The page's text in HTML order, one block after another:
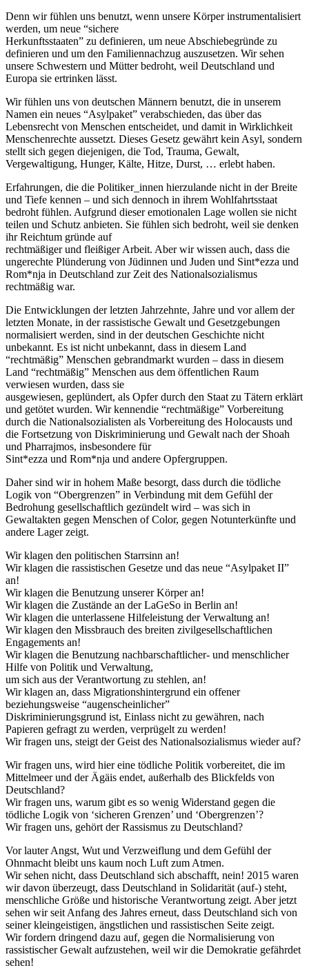
Denn wir fühlen uns benutzt, wenn unsere Körper instrumentalisiert
werden, um neue “sichere
Herkunftsstaaten” zu definieren, um neue Abschiebegründe zu
definieren und um den Familiennachzug auszusetzen. Wir sehen
unsere Schwestern und Mütter bedroht, weil Deutschland und
Europa sie ertrinken lässt.
Wir fühlen uns von deutschen Männern benutzt, die in unserem
Namen ein neues “Asylpaket” verabschieden, das über das
Lebensrecht von Menschen entscheidet, und damit in Wirklichkeit
Menschenrechte aussetzt. Dieses Gesetz gewährt kein Asyl, sondern
stellt sich gegen diejenigen, die Tod, Trauma, Gewalt,
Vergewaltigung, Hunger, Kälte, Hitze, Durst, … erlebt haben.
Erfahrungen, die die Politiker_innen hierzulande nicht in der Breite
und Tiefe kennen – und sich dennoch in ihrem Wohlfahrtsstaat
bedroht fühlen. Aufgrund dieser emotionalen Lage wollen sie nicht
teilen und Schutz anbieten. Sie fühlen sich bedroht, weil sie denken
ihr Reichtum gründe auf
rechtmäßiger und fleißiger Arbeit. Aber wir wissen auch, dass die
ungerechte Plünderung von Jüdinnen und Juden und Sint*ezza und
Rom*nja in Deutschland zur Zeit des Nationalsozialismus
rechtmäßig war.
Die Entwicklungen der letzten Jahrzehnte, Jahre und vor allem der
letzten Monate, in der rassistische Gewalt und Gesetzgebungen
normalisiert werden, sind in der deutschen Geschichte nicht
unbekannt. Es ist nicht unbekannt, dass in diesem Land
“rechtmäßig” Menschen gebrandmarkt wurden – dass in diesem
Land “rechtmäßig” Menschen aus dem öffentlichen Raum
verwiesen wurden, dass sie
ausgewiesen, geplündert, als Opfer durch den Staat zu Tätern erklärt
und getötet wurden. Wir kennendie “rechtmäßige” Vorbereitung
durch die Nationalsozialisten als Vorbereitung des Holocausts und
die Fortsetzung von Diskriminierung und Gewalt nach der Shoah
und Pharrajmos, insbesondere für
Sint*ezza und Rom*nja und andere Opfergruppen.
Daher sind wir in hohem Maße besorgt, dass durch die tödliche
Logik von “Obergrenzen” in Verbindung mit dem Gefühl der
Bedrohung gesellschaftlich gezündelt wird – was sich in
Gewaltakten gegen Menschen of Color, gegen Notunterkünfte und
andere Lager zeigt.
Wir klagen den politischen Starrsinn an!
Wir klagen die rassistischen Gesetze und das neue “Asylpaket II”
an!
Wir klagen die Benutzung unserer Körper an!
Wir klagen die Zustände an der LaGeSo in Berlin an!
Wir klagen die unterlassene Hilfeleistung der Verwaltung an!
Wir klagen den Missbrauch des breiten zivilgesellschaftlichen
Engagements an!
Wir klagen die Benutzung nachbarschaftlicher- und menschlicher
Hilfe von Politik und Verwaltung,
um sich aus der Verantwortung zu stehlen, an!
Wir klagen an, dass Migrationshintergrund ein offener
beziehungsweise “augenscheinlicher”
Diskriminierungsgrund ist, Einlass nicht zu gewähren, nach
Papieren gefragt zu werden, verprügelt zu werden!
Wir fragen uns, steigt der Geist des Nationalsozialismus wieder auf?
Wir fragen uns, wird hier eine tödliche Politik vorbereitet, die im
Mittelmeer und der Ägäis endet, außerhalb des Blickfelds von
Deutschland?
Wir fragen uns, warum gibt es so wenig Widerstand gegen die
tödliche Logik von ‘sicheren Grenzen’ und ‘Obergrenzen’?
Wir fragen uns, gehört der Rassismus zu Deutschland?
Vor lauter Angst, Wut und Verzweiflung und dem Gefühl der
Ohnmacht bleibt uns kaum noch Luft zum Atmen.
Wir sehen nicht, dass Deutschland sich abschafft, nein! 2015 waren
wir davon überzeugt, dass Deutschland in Solidarität (auf-) steht,
menschliche Größe und historische Verantwortung zeigt. Aber jetzt
sehen wir seit Anfang des Jahres erneut, dass Deutschland sich von
seiner kleingeistigen, ängstlichen und rassistischen Seite zeigt.
Wir fordern dringend dazu auf, gegen die Normalisierung von
rassistischer Gewalt aufzustehen, weil wir die Demokratie gefährdet
sehen!